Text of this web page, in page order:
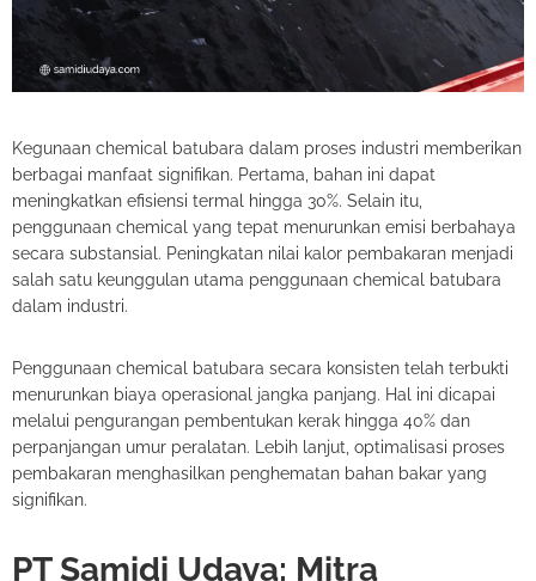
Kegunaan chemical batubara dalam proses industri memberikan
berbagai manfaat signifikan. Pertama, bahan ini dapat
meningkatkan efisiensi termal hingga 30%. Selain itu,
penggunaan chemical yang tepat menurunkan emisi berbahaya
secara substansial. Peningkatan nilai kalor pembakaran menjadi
salah satu keunggulan utama penggunaan chemical batubara
dalam industri.
Penggunaan chemical batubara secara konsisten telah terbukti
menurunkan biaya operasional jangka panjang. Hal ini dicapai
melalui pengurangan pembentukan kerak hingga 40% dan
perpanjangan umur peralatan. Lebih lanjut, optimalisasi proses
pembakaran menghasilkan penghematan bahan bakar yang
signifikan.
PT Samidi Udaya: Mitra